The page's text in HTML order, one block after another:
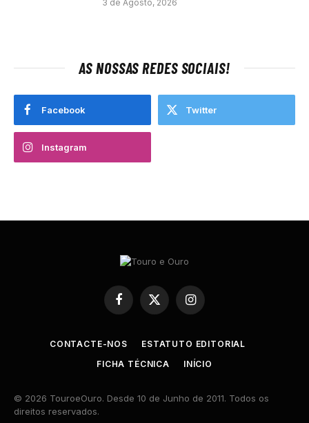
3 de Agosto, 2026
AS NOSSAS REDES SOCIAIS!
Facebook Twitter
Instagram
Facebook
X
(Twitter)
Instagram
CONTACTE-NOS
ESTATUTO EDITORIAL
FICHA TÉCNICA
INÍCIO
© 2026 TouroeOuro. Desde 10 de Junho de 2011. Todos os
direitos reservados.